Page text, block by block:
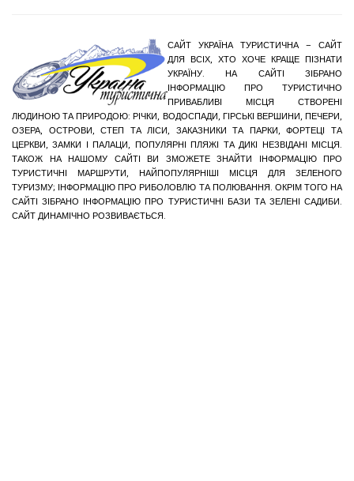
САЙТ УКРАЇНА ТУРИСТИЧНА – САЙТ
ДЛЯ ВСІХ, ХТО ХОЧЕ КРАЩЕ ПІЗНАТИ
УКРАЇНУ. НА САЙТІ ЗІБРАНО
ІНФОРМАЦІЮ ПРО ТУРИСТИЧНО
ПРИВАБЛИВІ МІСЦЯ СТВОРЕНІ
ЛЮДИНОЮ ТА ПРИРОДОЮ: РІЧКИ, ВОДОСПАДИ, ГІРСЬКІ ВЕРШИНИ, ПЕЧЕРИ,
ОЗЕРА, ОСТРОВИ, СТЕП ТА ЛІСИ, ЗАКАЗНИКИ ТА ПАРКИ, ФОРТЕЦІ ТА
ЦЕРКВИ, ЗАМКИ І ПАЛАЦИ, ПОПУЛЯРНІ ПЛЯЖІ ТА ДИКІ НЕЗВІДАНІ МІСЦЯ.
ТАКОЖ НА НАШОМУ САЙТІ ВИ ЗМОЖЕТЕ ЗНАЙТИ ІНФОРМАЦІЮ ПРО
ТУРИСТИЧНІ МАРШРУТИ, НАЙПОПУЛЯРНІШІ МІСЦЯ ДЛЯ ЗЕЛЕНОГО
ТУРИЗМУ; ІНФОРМАЦІЮ ПРО РИБОЛОВЛЮ ТА ПОЛЮВАННЯ. ОКРІМ ТОГО НА
САЙТІ ЗІБРАНО ІНФОРМАЦІЮ ПРО ТУРИСТИЧНІ БАЗИ ТА ЗЕЛЕНІ САДИБИ.
САЙТ ДИНАМІЧНО РОЗВИВАЄТЬСЯ.